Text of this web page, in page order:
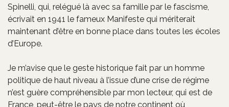
Spinelli, qui, relégué là avec sa famille par le fascisme,
écrivait en 1941 le fameux Manifeste qui mériterait
maintenant d’être en bonne place dans toutes les écoles
d’Europe.
Je m’avise que le geste historique fait par un homme
politique de haut niveau à l’issue d’une crise de régime
n’est guère compréhensible par mon lecteur, qui est de
France, peut-être le pays de notre continent où